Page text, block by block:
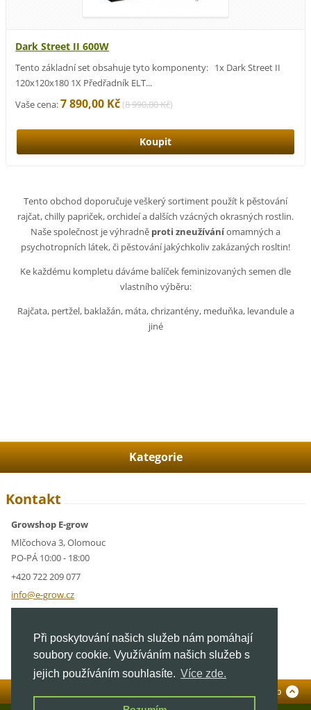
Při poskytování našich služeb nám pomáhají
soubory cookie. Využíváním našich služeb s
jejich používáním souhlasíte. Více zde.
Dark Street II 600W
Tento základní set obsahuje tyto komponenty: 1x Dark Street II
120x120x180 1X Předřadník ELT...
Vaše cena:7 890,00 Kč(8 990,00 Kč)
Tento obchod doporučuje veškerý sortiment použít k pěstování
rajčat, chilly papriček, orchideí a dalších vzácných okrasných rostlin.
Naše společnost je výhradně proti zneužíváníomamných a
psychotropních látek, či pěstování jakýchkoliv zakázaných rosltin!
Ke každému kompletu dáváme balíček feminizovaných semen dle
vlastního výběru:
Rajčata, pertžel, baklažán, máta, chrizantény, meduňka, levandule a
jiné
Kategorie
Kontakt
Growshop E-grow
Mlčochova 3, Olomouc
PO-PÁ 10:00 - 18:00
+420 722 209 077
info@e-grow.cz
IČ: 05928591
DIČ: CZ05928591
To Top